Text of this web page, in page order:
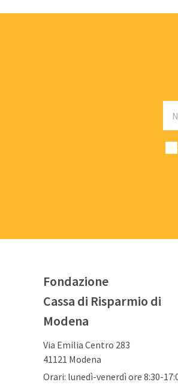
Fondazione
Cassa di Risparmio di
Modena
Via Emilia Centro 283
41121 Modena
Orari: lunedì-venerdì ore 8:30-